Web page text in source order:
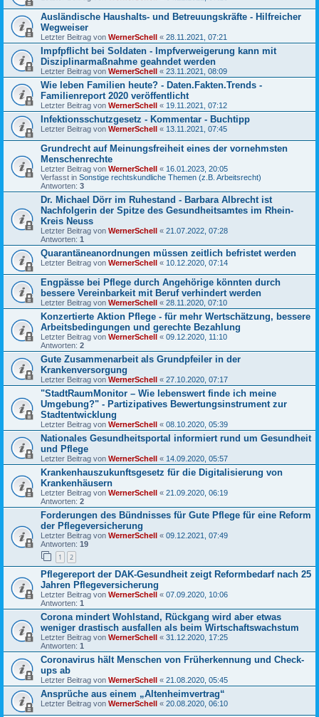
Ausländische Haushalts- und Betreuungskräfte - Hilfreicher
Wegweiser
Letzter Beitrag von WernerSchell « 28.11.2021, 07:21
Impfpflicht bei Soldaten - Impfverweigerung kann mit
Disziplinarmaßnahme geahndet werden
Letzter Beitrag von WernerSchell « 23.11.2021, 08:09
Wie leben Familien heute? - Daten.Fakten.Trends -
Familienreport 2020 veröffentlicht
Letzter Beitrag von WernerSchell « 19.11.2021, 07:12
Infektionsschutzgesetz - Kommentar - Buchtipp
Letzter Beitrag von WernerSchell « 13.11.2021, 07:45
Grundrecht auf Meinungsfreiheit eines der vornehmsten
Menschenrechte
Letzter Beitrag von WernerSchell « 16.01.2023, 20:05
Verfasst in Sonstige rechtskundliche Themen (z.B. Arbeitsrecht)
Antworten: 3
Dr. Michael Dörr im Ruhestand - Barbara Albrecht ist
Nachfolgerin der Spitze des Gesundheitsamtes im Rhein-
Kreis Neuss
Letzter Beitrag von WernerSchell « 21.07.2022, 07:28
Antworten: 1
Quarantäneanordnungen müssen zeitlich befristet werden
Letzter Beitrag von WernerSchell « 10.12.2020, 07:14
Engpässe bei Pflege durch Angehörige könnten durch
bessere Vereinbarkeit mit Beruf verhindert werden
Letzter Beitrag von WernerSchell « 28.11.2020, 07:10
Konzertierte Aktion Pflege - für mehr Wertschätzung, bessere
Arbeitsbedingungen und gerechte Bezahlung
Letzter Beitrag von WernerSchell « 09.12.2020, 11:10
Antworten: 2
Gute Zusammenarbeit als Grundpfeiler in der
Krankenversorgung
Letzter Beitrag von WernerSchell « 27.10.2020, 07:17
"StadtRaumMonitor – Wie lebenswert finde ich meine
Umgebung?" - Partizipatives Bewertungsinstrument zur
Stadtentwicklung
Letzter Beitrag von WernerSchell « 08.10.2020, 05:39
Nationales Gesundheitsportal informiert rund um Gesundheit
und Pflege
Letzter Beitrag von WernerSchell « 14.09.2020, 05:57
Krankenhauszukunftsgesetz für die Digitalisierung von
Krankenhäusern
Letzter Beitrag von WernerSchell « 21.09.2020, 06:19
Antworten: 2
Forderungen des Bündnisses für Gute Pflege für eine Reform
der Pflegeversicherung
Letzter Beitrag von WernerSchell « 09.12.2021, 07:49
Antworten: 19
1 2
Pflegereport der DAK-Gesundheit zeigt Reformbedarf nach 25
Jahren Pflegeversicherung
Letzter Beitrag von WernerSchell « 07.09.2020, 10:06
Antworten: 1
Corona mindert Wohlstand, Rückgang wird aber etwas
weniger drastisch ausfallen als beim Wirtschaftswachstum
Letzter Beitrag von WernerSchell « 31.12.2020, 17:25
Antworten: 1
Coronavirus hält Menschen von Früherkennung und Check-
ups ab
Letzter Beitrag von WernerSchell « 21.08.2020, 05:45
Ansprüche aus einem „Altenheimvertrag“
Letzter Beitrag von WernerSchell « 20.08.2020, 06:10